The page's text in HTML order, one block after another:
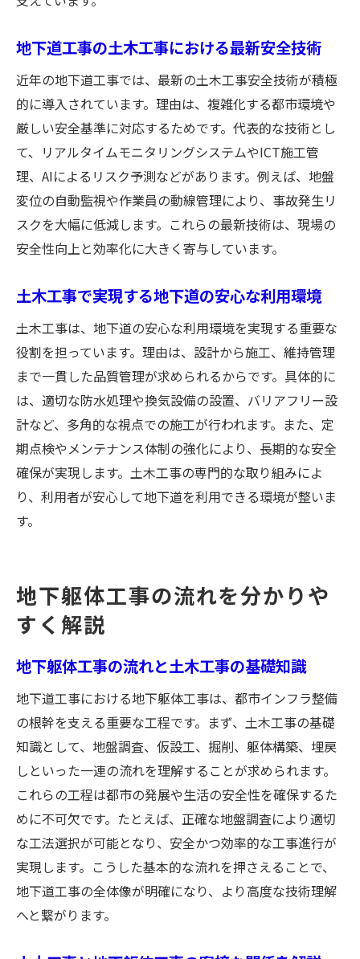
地下道工事の土木工事における最新安全技術
近年の地下道工事では、最新の土木工事安全技術が積極
的に導入されています。理由は、複雑化する都市環境や
厳しい安全基準に対応するためです。代表的な技術とし
て、リアルタイムモニタリングシステムやICT施工管
理、AIによるリスク予測などがあります。例えば、地盤
変位の自動監視や作業員の動線管理により、事故発生リ
スクを大幅に低減します。これらの最新技術は、現場の
安全性向上と効率化に大きく寄与しています。
土木工事で実現する地下道の安心な利用環境
土木工事は、地下道の安心な利用環境を実現する重要な
役割を担っています。理由は、設計から施工、維持管理
まで一貫した品質管理が求められるからです。具体的に
は、適切な防水処理や換気設備の設置、バリアフリー設
計など、多角的な視点での施工が行われます。また、定
期点検やメンテナンス体制の強化により、長期的な安全
確保が実現します。土木工事の専門的な取り組みによ
り、利用者が安心して地下道を利用できる環境が整いま
す。
地下躯体工事の流れを分かりや
すく解説
地下躯体工事の流れと土木工事の基礎知識
地下道工事における地下躯体工事は、都市インフラ整備
の根幹を支える重要な工程です。まず、土木工事の基礎
知識として、地盤調査、仮設工、掘削、躯体構築、埋戻
しといった一連の流れを理解することが求められます。
これらの工程は都市の発展や生活の安全性を確保するた
めに不可欠です。たとえば、正確な地盤調査により適切
な工法選択が可能となり、安全かつ効率的な工事進行が
実現します。こうした基本的な流れを押さえることで、
地下道工事の全体像が明確になり、より高度な技術理解
へと繋がります。